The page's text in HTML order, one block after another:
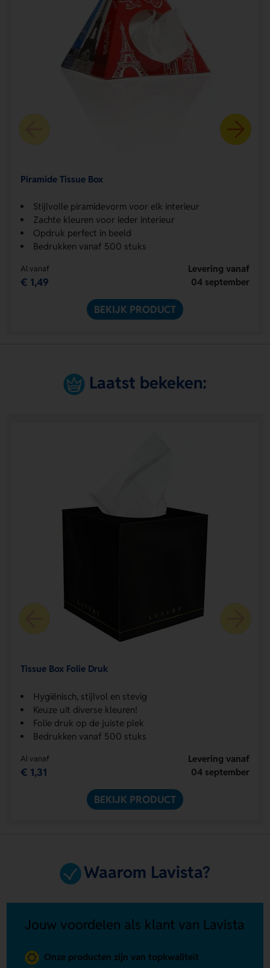
Piramide Tissue Box
Stijlvolle piramidevorm voor elk interieur
Zachte kleuren voor ieder interieur
Opdruk perfect in beeld
Bedrukken vanaf 500 stuks
Al vanaf
€ 1,49
Levering vanaf
04 september
BEKIJK PRODUCT
Laatst bekeken:
Tissue Box Folie Druk
Hygiënisch, stijlvol en stevig
Keuze uit diverse kleuren!
Folie druk op de juiste plek
Bedrukken vanaf 500 stuks
Al vanaf
€ 1,31
Levering vanaf
04 september
BEKIJK PRODUCT
Waarom Lavista?
Jouw voordelen als klant van Lavista
Onze producten zijn van topkwaliteit